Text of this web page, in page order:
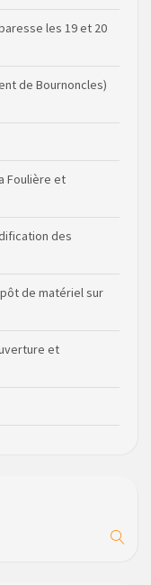
les 19 et 20
de Bournoncles)
Foulière et
des
de matériel sur
et